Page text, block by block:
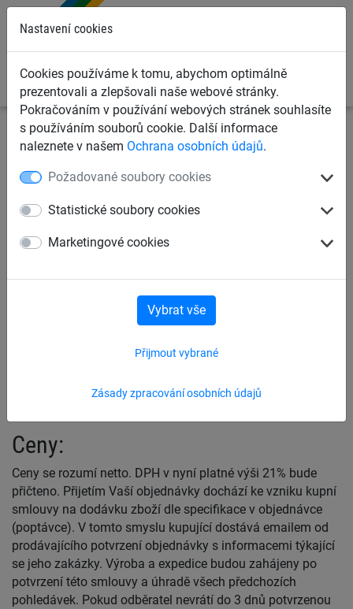
Nastavení cookies
Cookies používáme k tomu, abychom optimálně
prezentovali a zlepšovali naše webové stránky.
Pokračováním v používání webových stránek souhlasíte
s používáním souborů cookie. Další informace
naleznete v našem Ochrana osobních údajů.
Požadované soubory cookies
Statistické soubory cookies
Marketingové cookies
Zásady zpracování osobních údajů
Přijmout vybrané
Vybrat vše
Obchodní podmínky
Berger-Huck s.r.o., Vanišova 552,
533 74 Horní Jelení, ČR
zastoupená jednatelem společnosti Ing. Pavlem Krnáčem
obchodních podmínek, které kupující uznává okamžikem
jsou pro nás nezávazné i tehdy, když jim výslovně
Ceny:
Ceny se rozumí netto. DPH v nyní platné výši 21% bude
přičteno. Přijetím Vaší objednávky dochází ke vzniku kupní
smlouvy na dodávku zboží dle specifikace v objednávce
(poptávce). V tomto smyslu kupující dostává emailem od
prodávajícího potvrzení objednávky s informacemi týkající
se jeho zakázky. Výroba a expedice budou zahájeny po
potvrzení této smlouvy a úhradě všech předchozích
pohledávek. Pokud odběratel nevrátí do 3 dnů potvrzenou